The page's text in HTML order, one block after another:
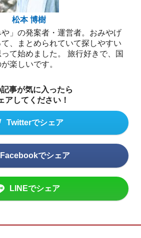
松本 博樹
」の発案者・運営者。おみやげ
、まとめられていて探しやすい
て始めました。 旅行好きで、国
楽しいです。
記事が気に入ったら
アしてください！
Twitterでシェア
Facebookでシェア
LINEでシェア